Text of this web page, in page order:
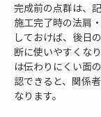
完成前の点群は、
施工完了時の法肩
しておけば、後日
断に使いやすくな
は伝わりにくい面
認できると、関係
なります。